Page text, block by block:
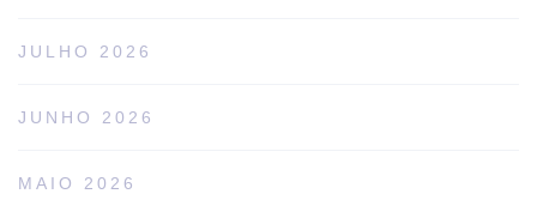
JULHO 2026
JUNHO 2026
MAIO 2026